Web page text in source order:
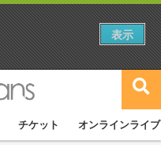
チケット オンラインライブ
表示